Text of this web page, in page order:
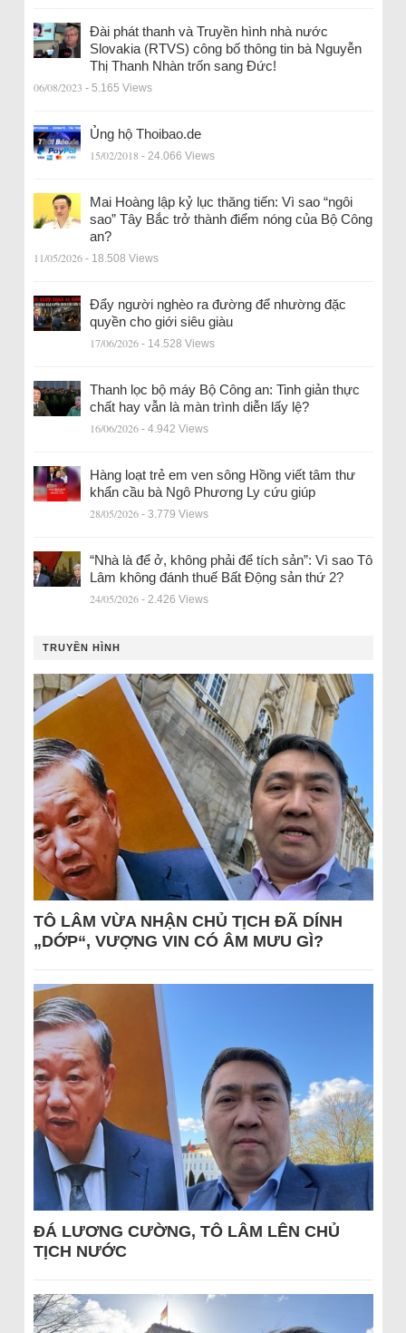
Đài phát thanh và Truyền hình nhà nước
Slovakia (RTVS) công bố thông tin bà Nguyễn
Thị Thanh Nhàn trốn sang Đức!
06/08/2023 - 5.165 Views
Ủng hộ Thoibao.de
15/02/2018 - 24.066 Views
Mai Hoàng lập kỷ lục thăng tiến: Vì sao “ngôi
sao” Tây Bắc trở thành điểm nóng của Bộ Công
an?
11/05/2026 - 18.508 Views
Đẩy người nghèo ra đường để nhường đặc
quyền cho giới siêu giàu
17/06/2026 - 14.528 Views
Thanh lọc bộ máy Bộ Công an: Tinh giản thực
chất hay vẫn là màn trình diễn lấy lệ?
16/06/2026 - 4.942 Views
Hàng loạt trẻ em ven sông Hồng viết tâm thư
khẩn cầu bà Ngô Phương Ly cứu giúp
28/05/2026 - 3.779 Views
“Nhà là để ở, không phải để tích sản”: Vì sao Tô
Lâm không đánh thuế Bất Động sản thứ 2?
24/05/2026 - 2.426 Views
TRUYỀN HÌNH
TÔ LÂM VỪA NHẬN CHỦ TỊCH ĐÃ DÍNH
„DỚP“, VƯỢNG VIN CÓ ÂM MƯU GÌ?
ĐÁ LƯƠNG CƯỜNG, TÔ LÂM LÊN CHỦ
TỊCH NƯỚC